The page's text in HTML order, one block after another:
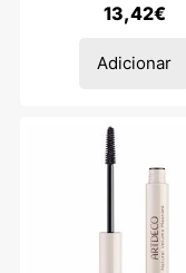
13,42€
Adicionar